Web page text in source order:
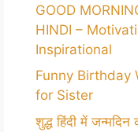
GOOD
HINDI –
Inspirational
Funny Birthday
for Sister
शुद्ध हिंदी में